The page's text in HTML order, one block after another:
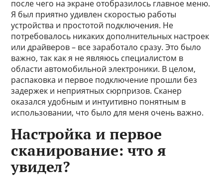
после чего на экране отобразилось главное меню.
Я был приятно удивлен скоростью работы
устройства и простотой подключения. Не
потребовалось никаких дополнительных настроек
или драйверов – все заработало сразу. Это было
важно, так как я не являюсь специалистом в
области автомобильной электроники. В целом,
распаковка и первое подключение прошли без
задержек и неприятных сюрпризов. Сканер
оказался удобным и интуитивно понятным в
использовании, что было для меня очень важно.
Настройка и первое
сканирование: что я
увидел?